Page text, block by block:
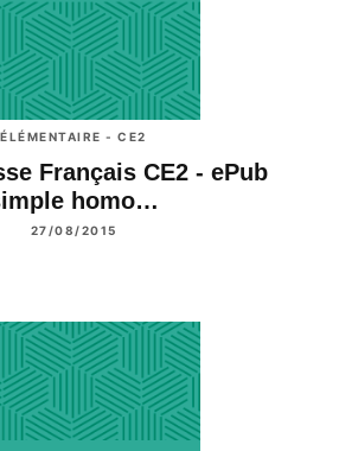
ÉLÉMENTAIRE - CE2
Français CE2 - ePub
homo…
27/08/2015